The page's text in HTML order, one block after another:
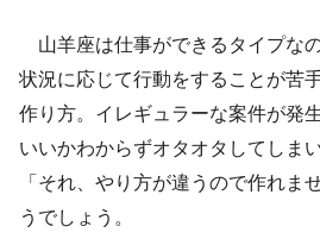
山羊座は仕事ができるタイプな
状況に応じて行動をすることが苦
作り方。イレギュラーな案件が発
いいかわからずオタオタしてしま
「それ、やり方が違うので作れま
うでしょう。